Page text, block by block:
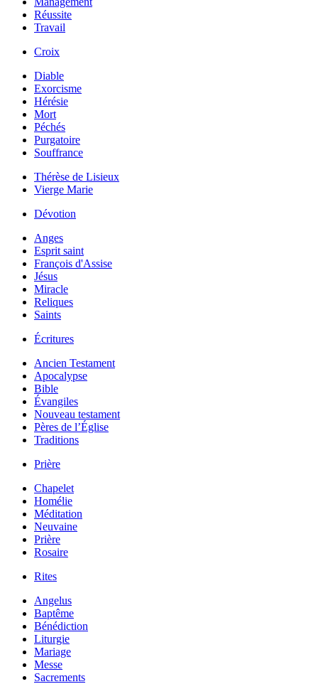
Réussite
Travail
Croix
Diable
Exorcisme
Hérésie
Mort
Péchés
Purgatoire
Souffrance
Thérèse de Lisieux
Vierge Marie
Dévotion
Anges
Esprit saint
François d'Assise
Jésus
Miracle
Reliques
Saints
Écritures
Ancien Testament
Apocalypse
Bible
Évangiles
Nouveau testament
Pères de l’Église
Traditions
Prière
Chapelet
Homélie
Méditation
Neuvaine
Prière
Rosaire
Rites
Angelus
Baptême
Bénédiction
Liturgie
Mariage
Messe
Sacrements